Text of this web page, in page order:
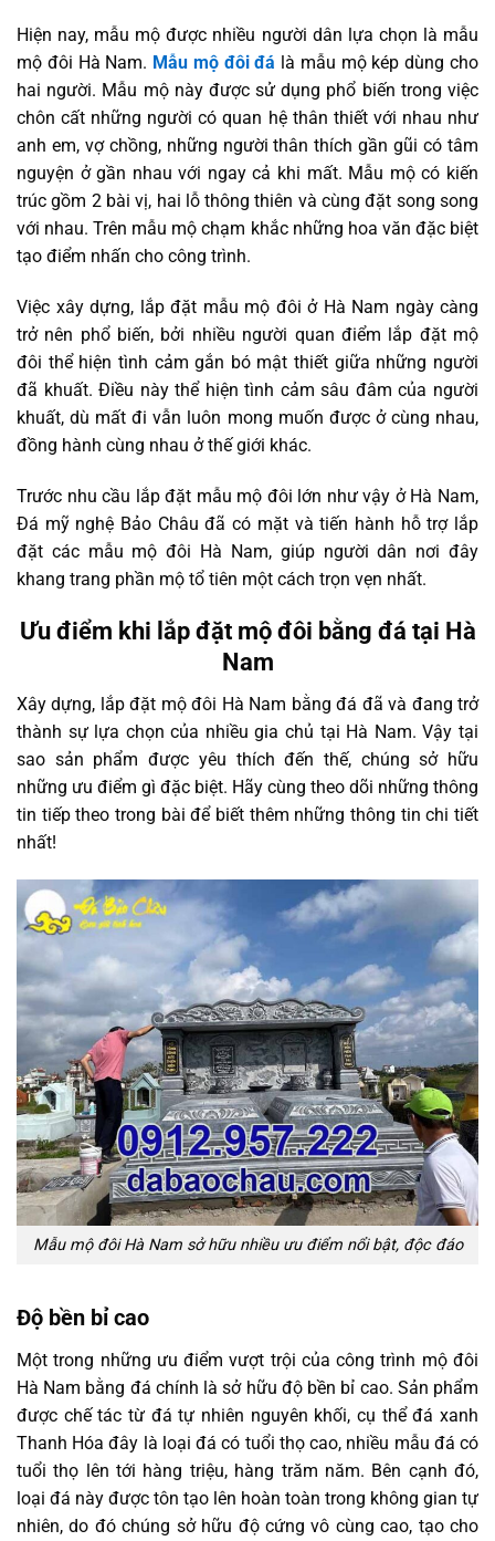
Hiện nay, mẫu mộ được nhiều người dân lựa chọn là mẫu
mộ đôi Hà Nam. Mẫu mộ đôi đá là mẫu mộ kép dùng cho
hai người. Mẫu mộ này được sử dụng phổ biến trong việc
chôn cất những người có quan hệ thân thiết với nhau như
anh em, vợ chồng, những người thân thích gần gũi có tâm
nguyện ở gần nhau với ngay cả khi mất. Mẫu mộ có kiến
trúc gồm 2 bài vị, hai lỗ thông thiên và cùng đặt song song
với nhau. Trên mẫu mộ chạm khắc những hoa văn đặc biệt
tạo điểm nhấn cho công trình.
Việc xây dựng, lắp đặt mẫu mộ đôi ở Hà Nam ngày càng
trở nên phổ biến, bởi nhiều người quan điểm lắp đặt mộ
đôi thể hiện tình cảm gắn bó mật thiết giữa những người
đã khuất. Điều này thể hiện tình cảm sâu đâm của người
khuất, dù mất đi vẫn luôn mong muốn được ở cùng nhau,
đồng hành cùng nhau ở thế giới khác.
Trước nhu cầu lắp đặt mẫu mộ đôi lớn như vậy ở Hà Nam,
Đá mỹ nghệ Bảo Châu đã có mặt và tiến hành hỗ trợ lắp
đặt các mẫu mộ đôi Hà Nam, giúp người dân nơi đây
khang trang phần mộ tổ tiên một cách trọn vẹn nhất.
Ưu điểm khi lắp đặt mộ đôi bằng đá tại Hà
Nam
Xây dựng, lắp đặt mộ đôi Hà Nam bằng đá đã và đang trở
thành sự lựa chọn của nhiều gia chủ tại Hà Nam. Vậy tại
sao sản phẩm được yêu thích đến thế, chúng sở hữu
những ưu điểm gì đặc biệt. Hãy cùng theo dõi những thông
tin tiếp theo trong bài để biết thêm những thông tin chi tiết
nhất!
Mẫu mộ đôi Hà Nam sở hữu nhiều ưu điểm nổi bật, độc đáo
Độ bền bỉ cao
Một trong những ưu điểm vượt trội của công trình mộ đôi
Hà Nam bằng đá chính là sở hữu độ bền bỉ cao. Sản phẩm
được chế tác từ đá tự nhiên nguyên khối, cụ thể đá xanh
Thanh Hóa đây là loại đá có tuổi thọ cao, nhiều mẫu đá có
tuổi thọ lên tới hàng triệu, hàng trăm năm. Bên cạnh đó,
loại đá này được tôn tạo lên hoàn toàn trong không gian tự
nhiên, do đó chúng sở hữu độ cứng vô cùng cao, tạo cho